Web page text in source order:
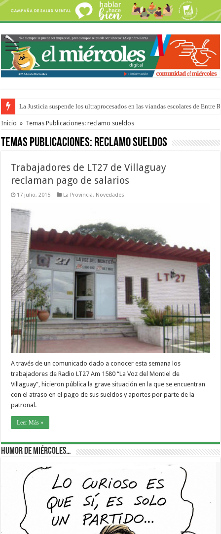
La Justicia suspende los ultraprocesados en las viandas escolares de Entre
Se presentará la obra “La Runfla de los Macanos”
Inicio » Temas Publicaciones: reclamo sueldos
Temas Publicaciones: reclamo sueldos
Trabajadores de LT27 de Villaguay
reclaman pago de salarios
17 julio, 2015 La Provincia, Novedades
A través de un comunicado dado a conocer esta semana los
trabajadores de Radio LT27 Am 1580 “La Voz del Montiel de
Villaguay”, hicieron pública la grave situación en la que se encuentran
con el atraso en el pago de sus sueldos y aportes por parte de la
patronal.
Leer Más »
Humor de Miércoles…